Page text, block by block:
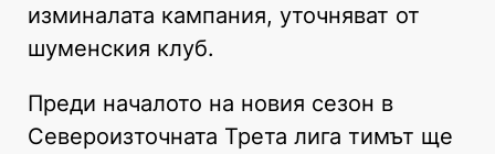
изминалата кампания, уточняват от
шуменския клуб.
Преди началото на новия сезон в
Североизточната Трета лига тимът ще